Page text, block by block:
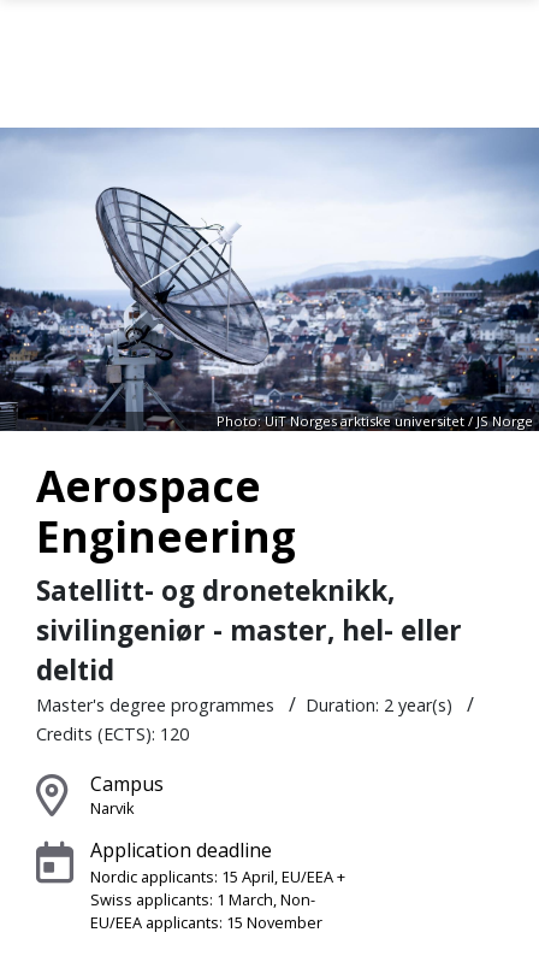
Skip to main content
Photo: UiT Norges arktiske universitet / JS Norge
Aerospace
Engineering
Satellitt- og droneteknikk,
sivilingeniør - master, hel- eller
deltid
Master's degree programmes / Duration: 2 year(s) /
Credits (ECTS): 120
Campus
Narvik
Application deadline
Nordic applicants: 15 April, EU/EEA +
Swiss applicants: 1 March, Non-
EU/EEA applicants: 15 November